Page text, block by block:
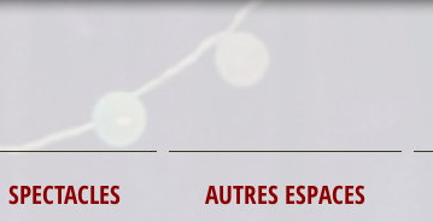
SPECTACLES AUTRES ESPACES